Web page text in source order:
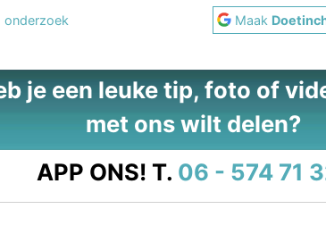
onderzoek Maak
je een leuke tip, foto of
met ons wilt delen?
APP ONS! T. 06 - 574 71